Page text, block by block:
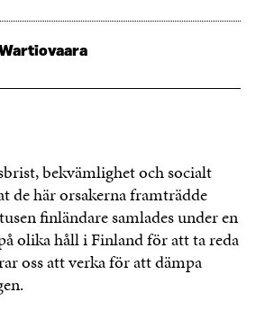
bekvämlighet och socialt
de här orsakerna framträdde
finländare samlades under en
olika håll i Finland för att ta reda
oss att verka för att dämpa